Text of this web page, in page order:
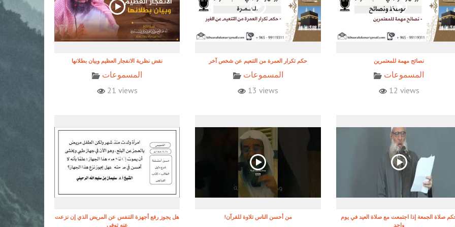
نقض نظرية الانفجار العظيم وبيان بطلانها
المسموعات
21 views
حكم تكرار العمرة من التنعيم عن شخص آخر
المسموعات
13 views
نصائح مهمة للمعتمرين
المسموعات
12 views
هل يجوز رفع أجهزة التنفس عن المريض الذي إن نزعت
عنه توفي
!من أحسن الناس تلاوة للقرآن
صلاة الجمعة إذا اجتمعت مع صلاة العيد في يوم
واحد